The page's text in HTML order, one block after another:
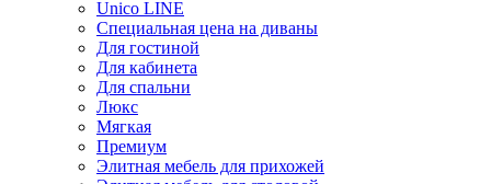
Unico LINE
Специальная цена на диваны
Для гостиной
Для кабинета
Для спальни
Люкс
Мягкая
Премиум
Элитная мебель для прихожей